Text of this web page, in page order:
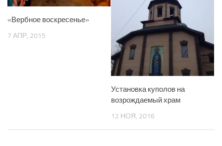
«Вербное воскресенье»
7 АПР, 2015
Установка куполов на
возрождаемый храм
12 НОЯ, 2016